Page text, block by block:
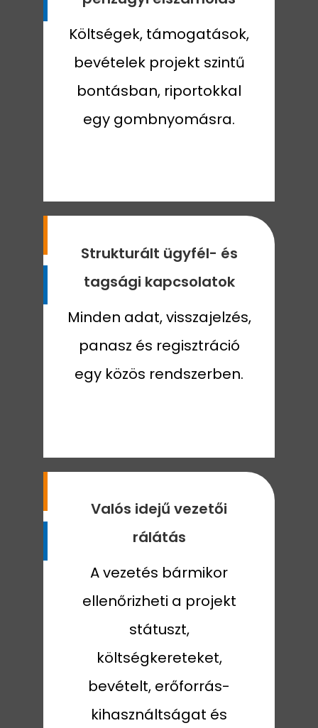
Költségek, támogatások,
bevételek projekt szintű
bontásban, riportokkal
egy gombnyomásra.
Strukturált ügyfél- és
tagsági kapcsolatok
Minden adat, visszajelzés,
panasz és regisztráció
egy közös rendszerben.
Valós idejű vezetői
rálátás
A vezetés bármikor
ellenőrizheti a projekt
státuszt,
költségkereteket,
bevételt, erőforrás-
kihasználtságat és